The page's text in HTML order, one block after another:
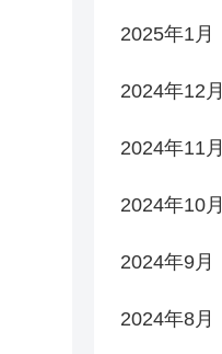
2025年1月
2024年12月
2024年11月
2024年10月
2024年9月
2024年8月